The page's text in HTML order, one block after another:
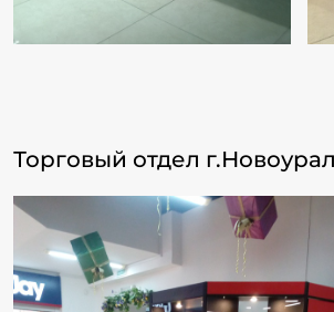
Торговый отдел